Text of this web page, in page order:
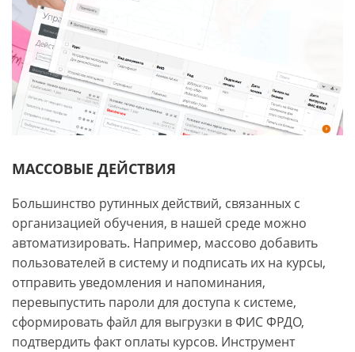
МАССОВЫЕ ДЕЙСТВИЯ
Большинство рутинных действий, связанных с
организацией обучения, в нашей среде можно
автоматизировать. Например, массово добавить
пользователей в систему и подписать их на курсы,
отправить уведомления и напоминания,
перевыпустить пароли для доступа к системе,
сформировать файл для выгрузки в ФИС ФРДО,
подтвердить факт оплаты курсов. Инструмент